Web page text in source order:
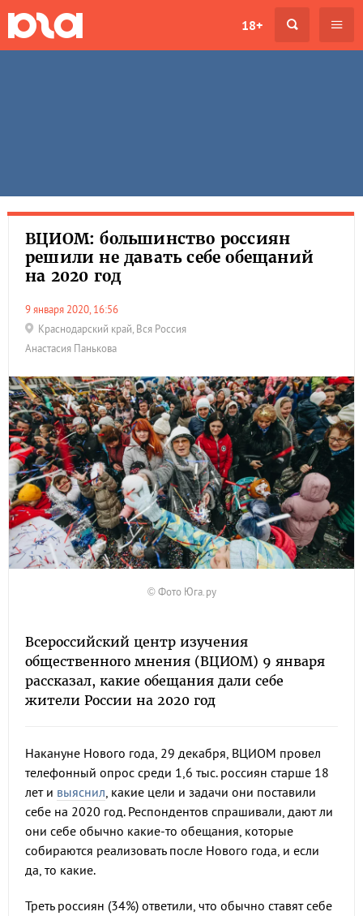
18+
ВЦИОМ: большинство россиян
решили не давать себе обещаний
на 2020 год
9 января 2020, 16:56
Краснодарский край, Вся Россия
Анастасия Панькова
© Фото Юга.ру
Всероссийский центр изучения
общественного мнения (ВЦИОМ) 9 января
рассказал, какие обещания дали себе
жители России на 2020 год
Накануне Нового года, 29 декабря, ВЦИОМ провел
телефонный опрос среди 1,6 тыс. россиян старше 18
лет и выяснил, какие цели и задачи они поставили
себе на 2020 год. Респондентов спрашивали, дают ли
они себе обычно какие-то обещания, которые
собираются реализовать после Нового года, и если
да, то какие.
Треть россиян (34%) ответили, что обычно ставят себе